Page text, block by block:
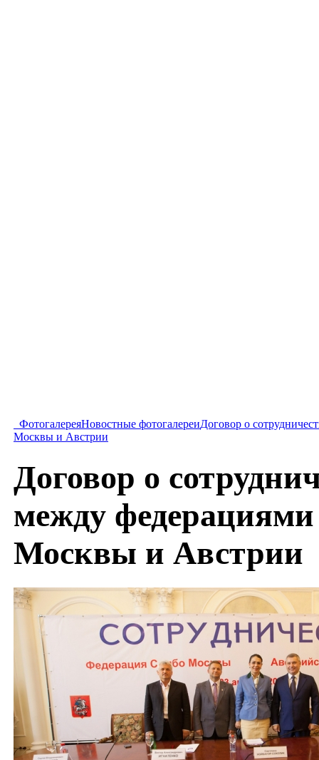
ФотогалереяНовостные фотогалереиДоговор о
Москвы и Австрии
Договор о
между федерациями
Москвы и Австрии